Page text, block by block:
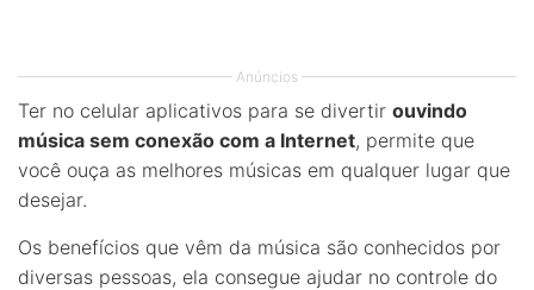
Anúncios
Ter no celular aplicativos para se divertir ouvindo
música sem conexão com a Internet, permite que
você ouça as melhores músicas em qualquer lugar que
desejar.
Os benefícios que vêm da música são conhecidos por
diversas pessoas, ela consegue ajudar no controle do